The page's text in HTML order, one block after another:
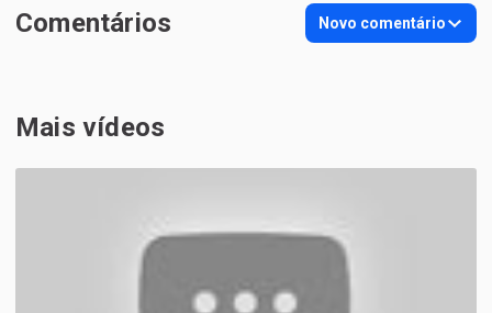
Mais vídeos
Comentários Novo comentário